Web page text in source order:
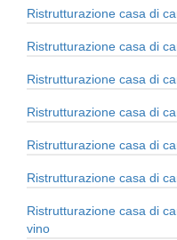
Ristrutturazione casa di
Ristrutturazione casa di
Ristrutturazione casa di
Ristrutturazione casa di
Ristrutturazione casa di
Ristrutturazione casa di
Ristrutturazione casa di
vino